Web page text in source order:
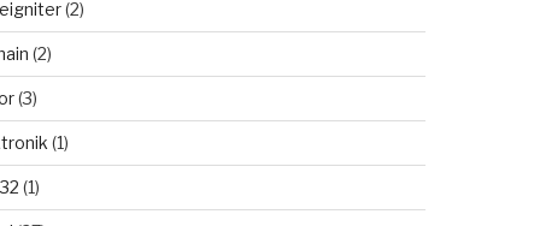
(2)
(2)
(3)
(1)
(1)